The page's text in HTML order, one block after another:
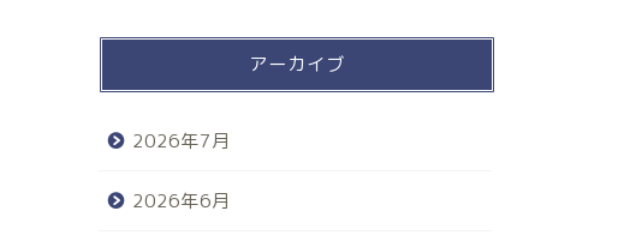
アーカイブ
2026年7月
2026年6月